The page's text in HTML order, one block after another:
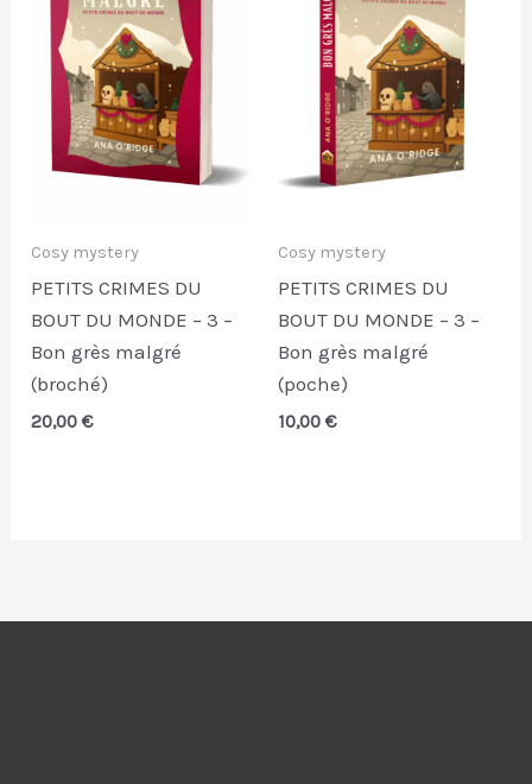
Cosy mystery
PETITS CRIMES DU
BOUT DU MONDE – 3 –
Bon grès malgré
(broché)
20,00€
Cosy mystery
PETITS CRIMES DU
BOUT DU MONDE – 3 –
Bon grès malgré
(poche)
10,00 €